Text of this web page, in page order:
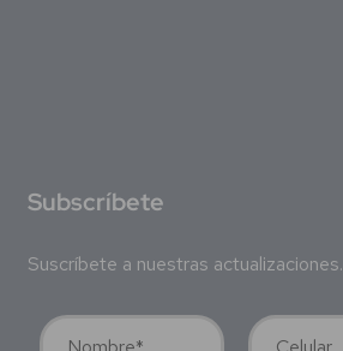
Subscríbete
Suscríbete a nuestras actualizaciones.